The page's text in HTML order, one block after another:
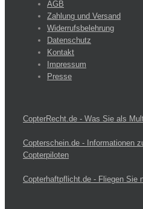
AGB
Zahlung und Versand
Widerrufsbelehrung
Datenschutz
Kontakt
Impressum
Presse
CopterRecht.de - Was Sie als
Copterschein.de - Informationen
Copterpiloten
Copterhaftpflicht.de - Fliegen Sie